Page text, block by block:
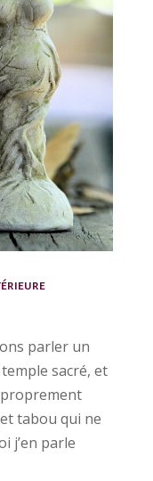
parler un
sacré, et
proprement
tabou qui ne
j’en parle